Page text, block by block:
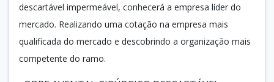
descartável impermeável, conhecerá a empresa líder do
mercado. Realizando uma cotação na empresa mais
qualificada do mercado e descobrindo a organização mais
competente do ramo.